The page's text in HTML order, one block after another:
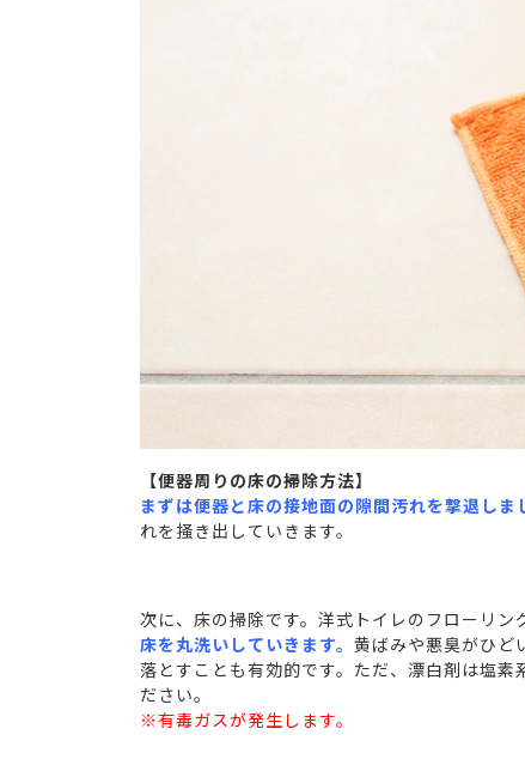
【便器周りの床の掃除方法】
まずは便器と床の接地面の隙間汚れを撃退しま
れを掻き出していきます。
次に、床の掃除です。洋式トイレのフローリン
床を丸洗いしていきます。 黄ばみや悪臭がひど
落とすことも有効的です。ただ、漂白剤は塩
ださい。
※有毒ガスが発生します。